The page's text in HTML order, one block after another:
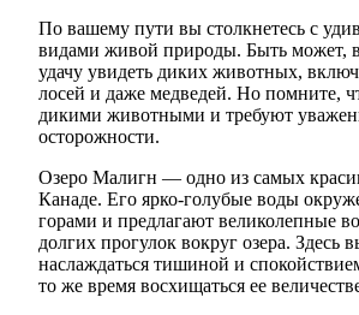
По вашему пути вы столкнетесь с
видами живой природы. Быть может,
удачу увидеть диких животных,
лосей и даже медведей. Но помните,
дикими животными и требуют
осторожности.
Озеро Малигн — одно из самых
Канаде. Его ярко-голубые воды
горами и предлагают великолепные
долгих прогулок вокруг озера. Здесь
наслаждаться тишиной и
то же время восхищаться ее